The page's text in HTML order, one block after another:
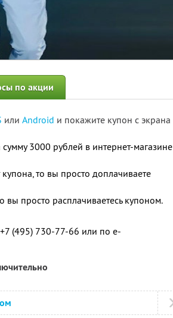
по акции
или Android и покажите купон с экрана
3000 рублей в интернет-магазине
то вы просто доплачиваете
вы просто расплачиваетесь купоном.
(495) 730-77-66 или по e-